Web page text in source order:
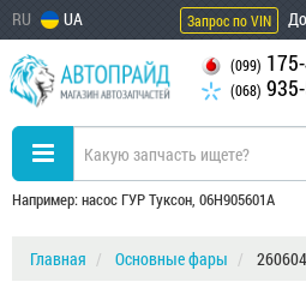
RU UA Запрос по VIN
(099)
(068)
Например: насос ГУР Туксон, 06H905601A
Главная Основные фары